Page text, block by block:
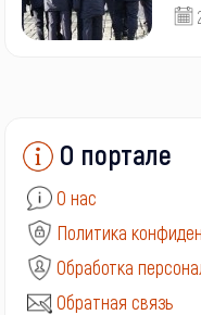
О портале
О нас
Политика
Обработка
Обратная связь